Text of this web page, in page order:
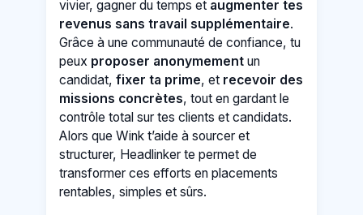
vivier, gagner du temps et augmenter tes
revenus sans travail supplémentaire.
Grâce à une communauté de confiance, tu
peux proposer anonymement un
candidat,fixer ta prime, et recevoir des
missions concrètes, tout en gardant le
contrôle total sur tes clients et candidats.
Alors que Wink t’aide à sourcer et
structurer, Headlinker te permet de
transformer ces efforts en placements
rentables, simples et sûrs.